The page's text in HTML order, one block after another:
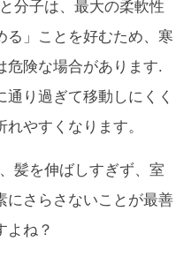
分子は、最大の柔軟性
る」ことを好むため、寒
危険な場合があります.
り過ぎて移動しにくく
やすくなります。
髪を伸ばしすぎず、室
にさらさないことが最善
よね？